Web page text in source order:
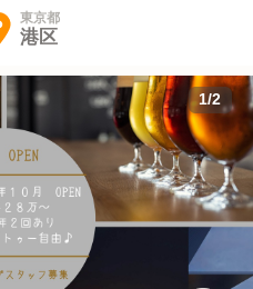
東京都
港区
1/2